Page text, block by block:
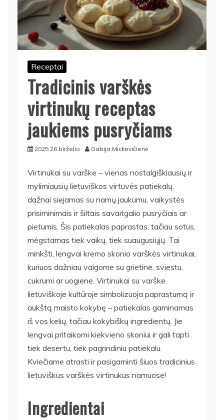
Receptai
Tradicinis varškės
virtinukų receptas
jaukiems pusryčiams
2025 26 birželio Gabija Mickevičienė
Virtinukai su varške – vienas nostalgiškiausių ir
mylimiausių lietuviškos virtuvės patiekalų,
dažnai siejamas su namų jaukumu, vaikystės
prisiminimais ir šiltais savaitgalio pusryčiais ar
pietumis. Šis patiekalas paprastas, tačiau sotus,
mėgstamas tiek vaikų, tiek suaugusiųjų. Tai
minkšti, lengvai kremo skonio varškės virtinukai,
kuriuos dažniau valgome su grietine, sviestu,
cukrumi ar uogiene. Virtinukai su varške
lietuviškoje kultūroje simbolizuoja paprastumą ir
aukštą maisto kokybę – patiekalas gaminamas
iš vos kelių, tačiau kokybiškų ingredientų. Jie
lengvai pritaikomi kiekvieno skoniui ir gali tapti
tiek desertu, tiek pagrindiniu patiekalu.
Kviečiame atrasti ir pasigaminti šiuos tradicinius
lietuviškus varškės virtinukus namuose!
Ingredientai